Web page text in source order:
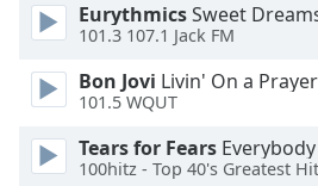
EurythmicsSweet
101.3 107.1 Jack FM
Bon Jovi Livin' On a Prayer
101.5 WQUT
Tears for Fears Everybody
100hitz - Top 40's Greatest